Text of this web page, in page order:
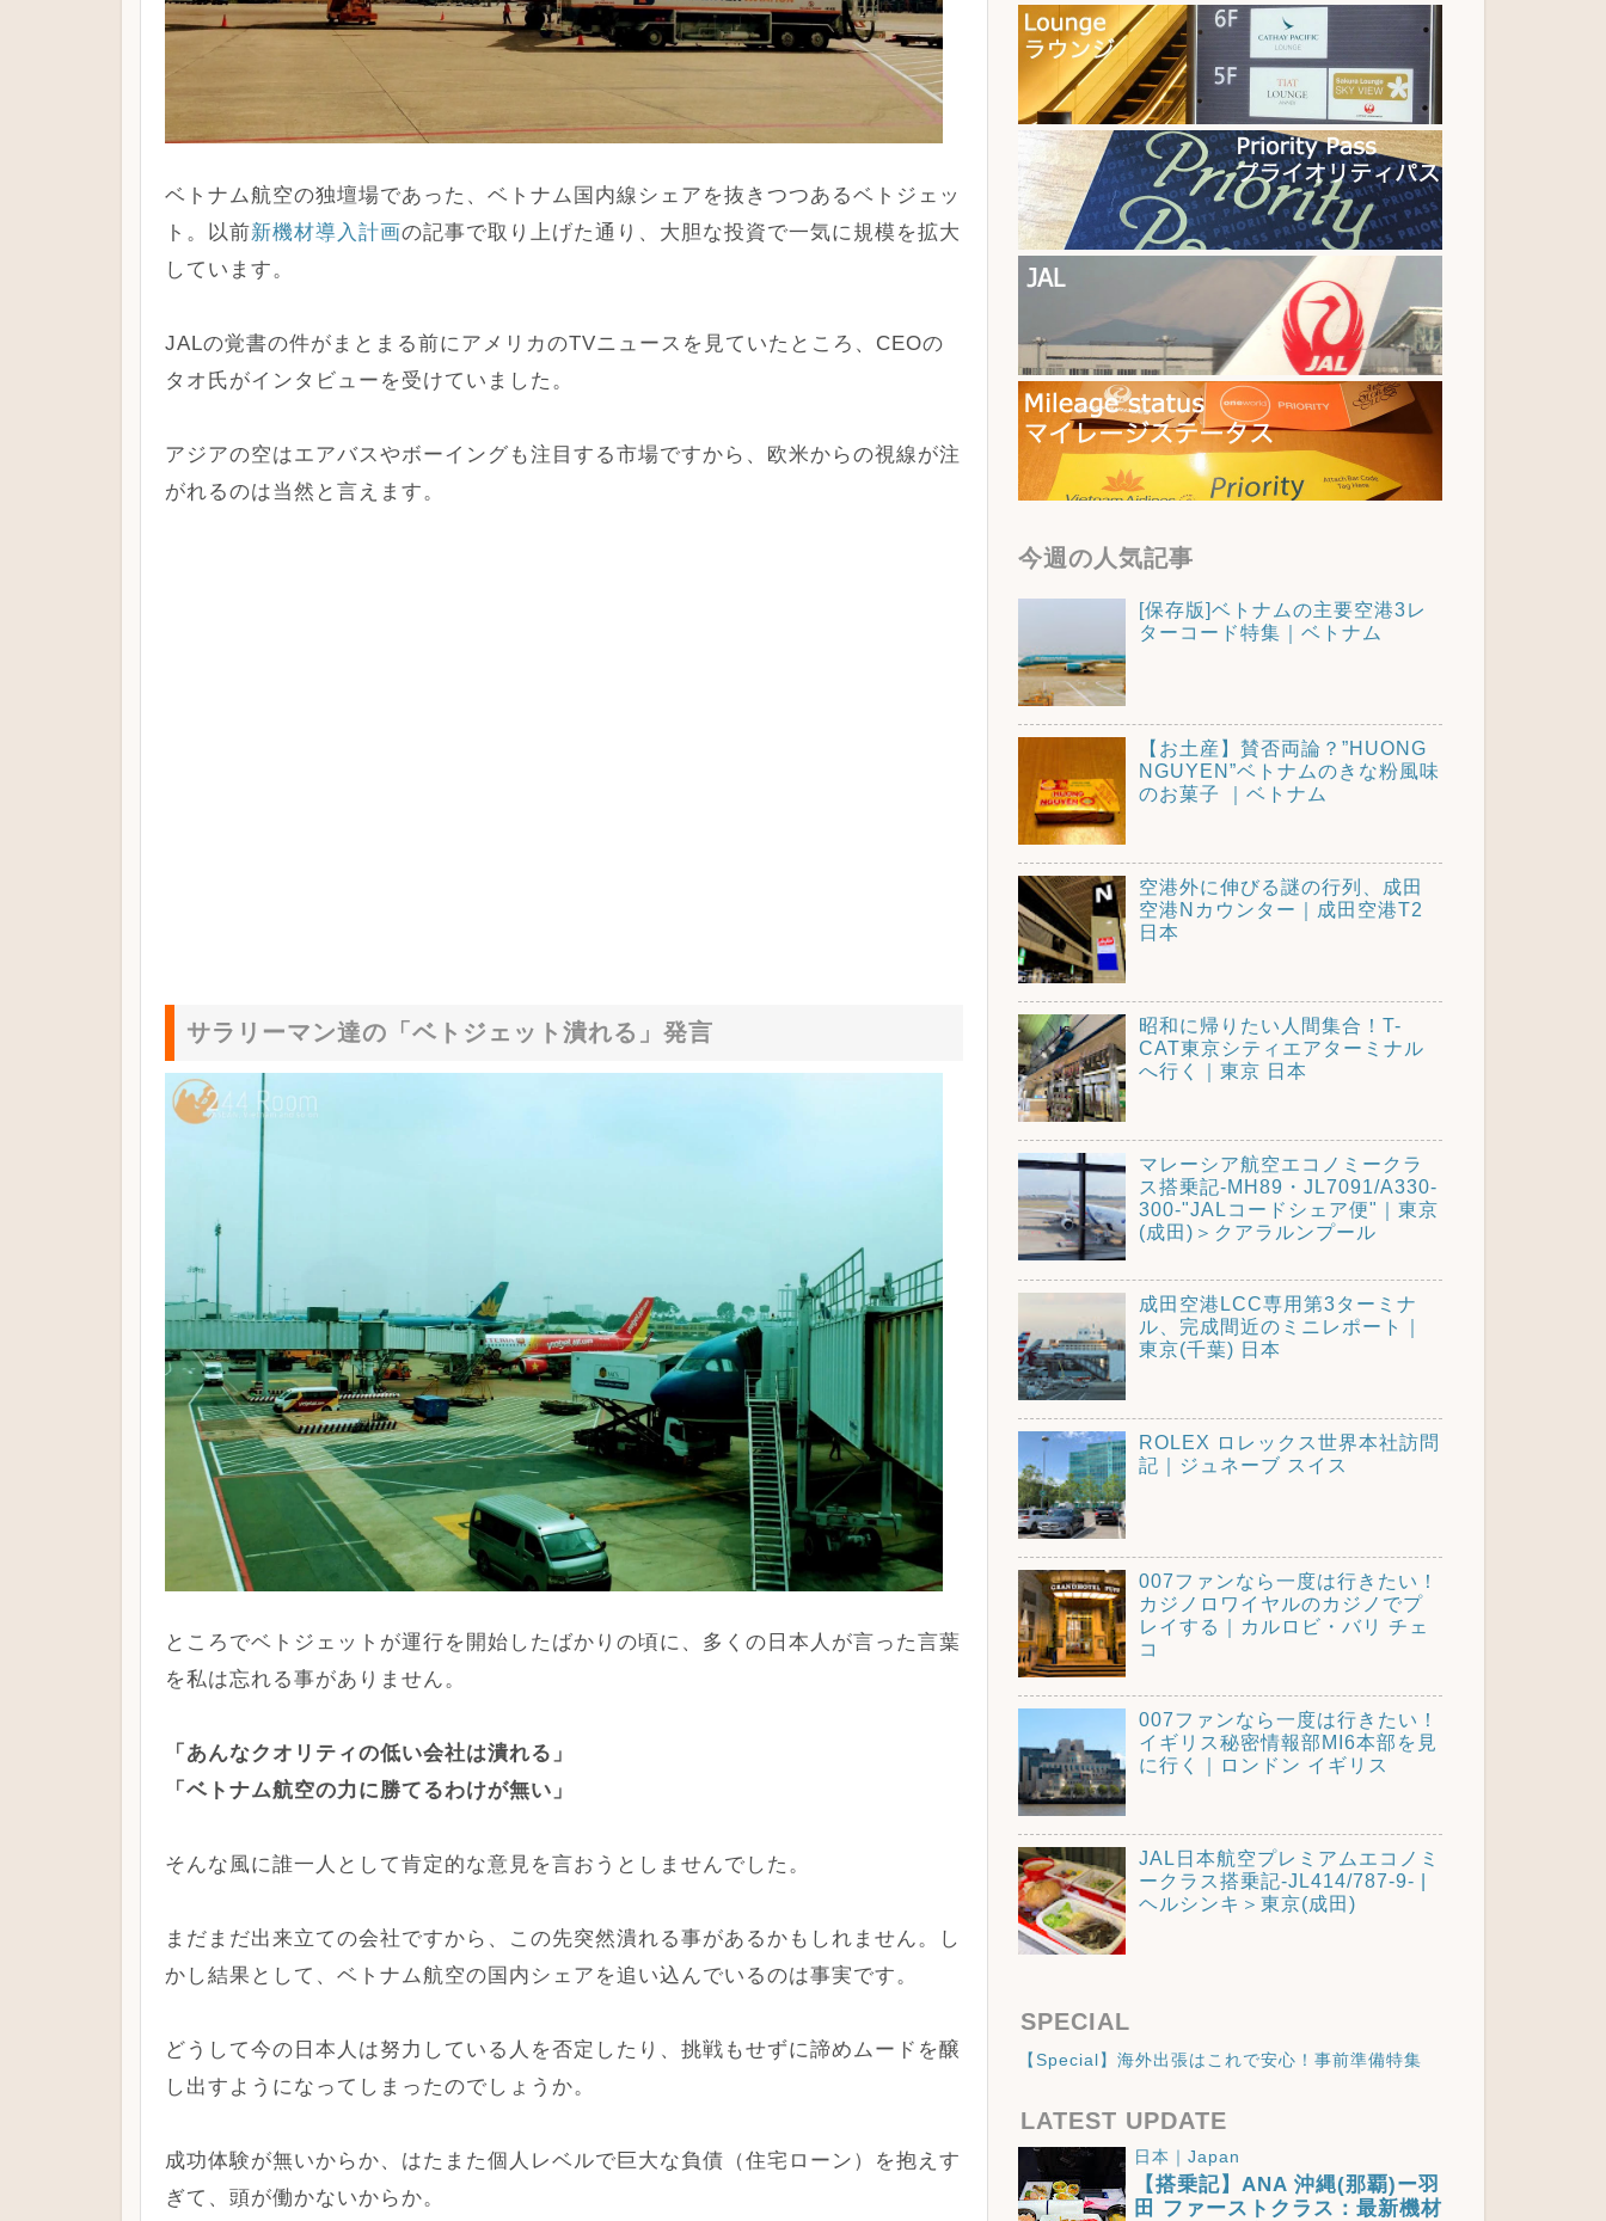
ベトナム航空の独壇場であった、ベトナム国内線シェアを抜きつつあるベトジェッ
ト。以前新機材導入計画の記事で取り上げた通り、大胆な投資で一気に規模を拡大
しています。
JALの覚書の件がまとまる前にアメリカのTVニュースを見ていたところ、CEOの
タオ氏がインタビューを受けていました。
アジアの空はエアバスやボーイングも注目する市場ですから、欧米からの視線が注
がれるのは当然と言えます。
サラリーマン達の「ベトジェット潰れる」発言
ところでベトジェットが運行を開始したばかりの頃に、多くの日本人が言った言葉
を私は忘れる事がありません。
「あんなクオリティの低い会社は潰れる」
「ベトナム航空の力に勝てるわけが無い」
そんな風に誰一人として肯定的な意見を言おうとしませんでした。
まだまだ出来立ての会社ですから、この先突然潰れる事があるかもしれません。し
かし結果として、ベトナム航空の国内シェアを追い込んでいるのは事実です。
どうして今の日本人は努力している人を否定したり、挑戦もせずに諦めムードを醸
し出すようになってしまったのでしょうか。
成功体験が無いからか、はたまた個人レベルで巨大な負債（住宅ローン）を抱えす
ぎて、頭が働かないからか。
今週の人気記事
[保存版]ベトナムの主要空港3レ
ターコード特集｜ベトナム
【お土産】賛否両論？”HUONG
NGUYEN”ベトナムのきな粉風味
のお菓子 ｜ベトナム
空港外に伸びる謎の行列、成田
空港Nカウンター｜成田空港T2
日本
昭和に帰りたい人間集合！T-
CAT東京シティエアターミナル
へ行く｜東京 日本
マレーシア航空エコノミークラ
ス搭乗記-MH89・JL7091/A330-
300-"JALコードシェア便"｜東京
(成田)＞クアラルンプール
成田空港LCC専用第3ターミナ
ル、完成間近のミニレポート｜
東京(千葉) 日本
ROLEX ロレックス世界本社訪問
記｜ジュネーブ スイス
007ファンなら一度は行きたい！
カジノロワイヤルのカジノでプ
レイする｜カルロビ・バリ チェ
コ
007ファンなら一度は行きたい！
イギリス秘密情報部MI6本部を見
に行く｜ロンドン イギリス
JAL日本航空プレミアムエコノミ
ークラス搭乗記-JL414/787-9- |
ヘルシンキ＞東京(成田)
SPECIAL
【Special】海外出張はこれで安心！事前準備特集
LATEST UPDATE
日本｜Japan
【搭乗記】ANA 沖縄(那覇)ー羽
田 ファーストクラス：最新機材